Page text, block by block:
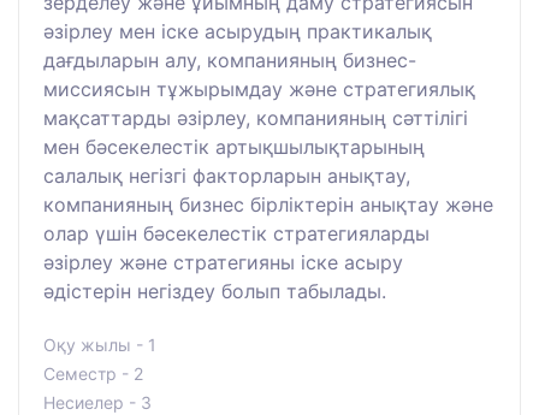
әзірлеу мен іске асырудың практикалық
дағдыларын алу, компанияның бизнес-
миссиясын тұжырымдау және стратегиялық
мақсаттарды әзірлеу, компанияның сәттілігі
мен бәсекелестік артықшылықтарының
салалық негізгі факторларын анықтау,
компанияның бизнес бірліктерін анықтау және
олар үшін бәсекелестік стратегияларды
әзірлеу және стратегияны іске асыру
әдістерін негіздеу болып табылады.
Оқу жылы - 1
Семестр - 2
Несиелер - 3